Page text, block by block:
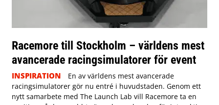
Racemore till Stockholm – världens mest
avancerade racingsimulatorer för event
INSPIRATION
En av världens mest avancerade
racingsimulatorer gör nu entré i huvudstaden. Genom ett
nytt samarbete med The Launch Lab vill Racemore ta en